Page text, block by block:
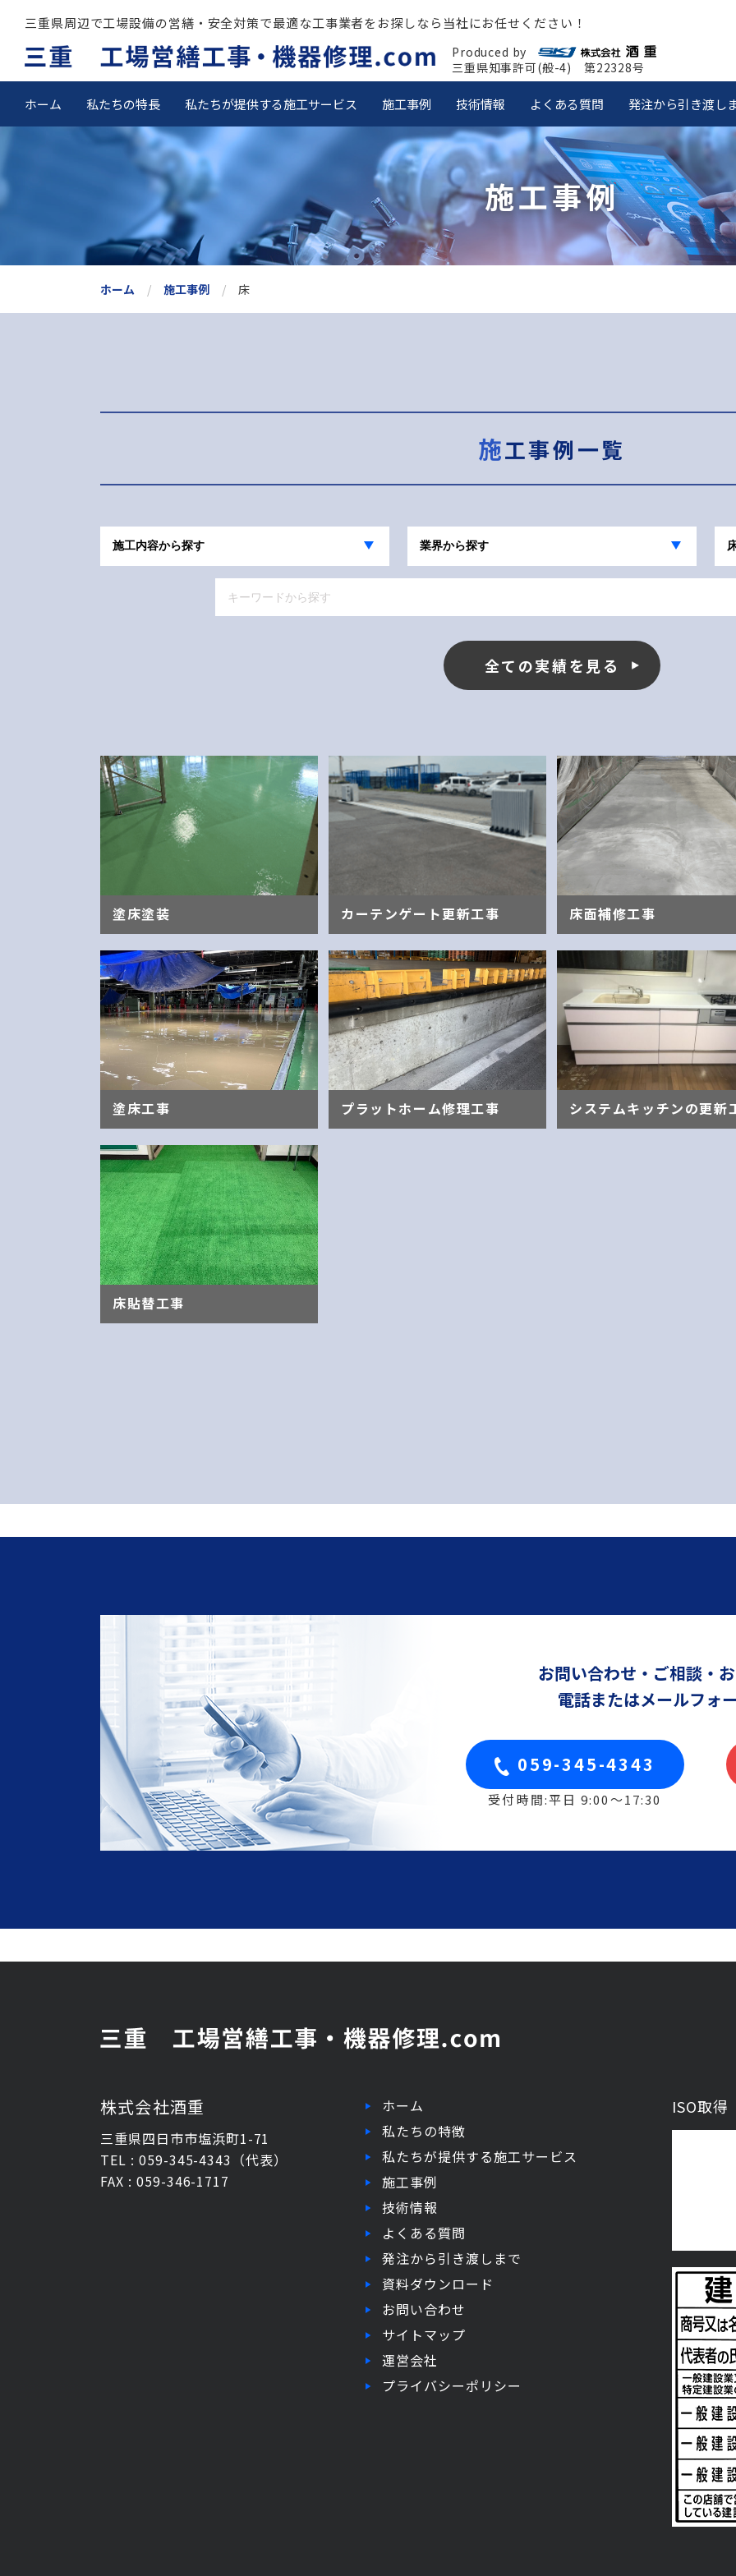
三重県周辺で工場設備の営繕・安全対策で最適な工事業者をお探しなら当社にお任せください！
Produced by
三重県知事許可(般-4) 第22328号
ホーム 私たちの特長 私たちが提供する施工サービス 施工事例 技術情報 よくある質問 発注から引き渡し
施工事例
ホーム 施工事例 床
施工事例一覧
全ての実績を見る
塗床塗装 カーテンゲート更新工事 床面補修工事
塗床工事 プラットホーム修理工事 システムキッチンの更新
床貼替工事
お問い合わせ・ご相談・
電話またはメールフォ
059-345-4343
受付時間:平日 9:00〜17:30
株式会社酒重
三重県四日市市塩浜町1-71
TEL : 059-345-4343（代表）
FAX : 059-346-1717
ホーム
私たちの特徴
私たちが提供する施工サービス
施工事例
技術情報
よくある質問
発注から引き渡しまで
資料ダウンロード
お問い合わせ
サイトマップ
運営会社
プライバシーポリシー
ISO取得